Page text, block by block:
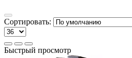
Сортировать:
Быстрый просмотр